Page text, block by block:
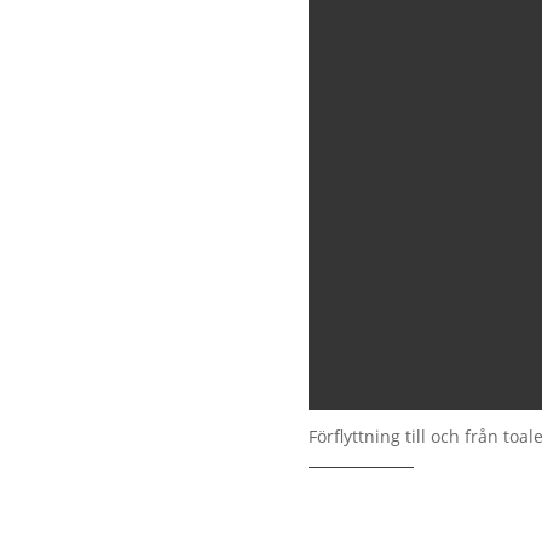
Förflyttning till och från